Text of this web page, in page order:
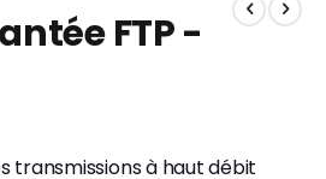
FTP -
transmissions à haut débit